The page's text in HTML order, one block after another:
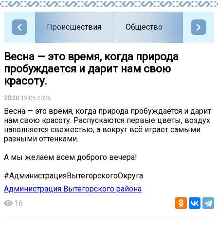
Происшествия Общество Власть
Весна — это время, когда природа
пробуждается и дарит нам свою
красоту.
20:2019.05.2026
Весна — это время, когда природа пробуждается и дарит
нам свою красоту. Распускаются первые цветы, воздух
наполняется свежестью, а вокруг всё играет самыми
разными оттенками.
А мы желаем всем доброго вечера!
#АдминистрацияВытегорскогоОкруга
Администрация Вытегорского района
16